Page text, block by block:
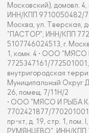
Московский), домовл.
ИНН/КПП 9710050482/
Москва, ул. Тверская,
"ПАСТОР", ИНН/КПП
5107746024513, г.
1, комн. 4 • ООО "МЯСО
7725347161/
внутригородская
Муниципальный Округ
26, помещ. 7/11Н/2
• ООО "МЯСО И РЫБА
7702421877/
пр-кт, д. 19, стр. 1,
РУМЯНЦЕВО", ИНН/КПП